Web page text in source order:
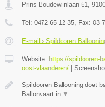
Prins Boudewijnlaan 51 9100
Tel: 0472 65 12 35 , Fax: 03
E-mail › Spildooren
Website: https://spildooren-
oost-vlaanderen/ |
Spildooren Ballooning doet
Ballonvaart in ▼